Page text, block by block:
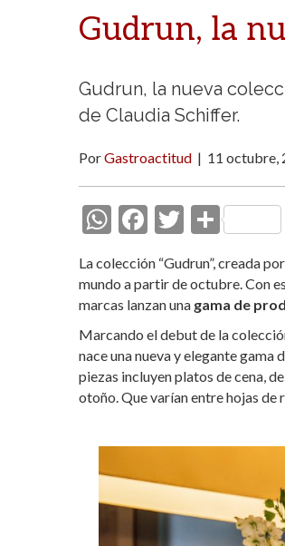
Gudrun, la
Gudrun, la nueva
de Claudia Schiffer.
PorGastroactitud | 11 octubre,
W
at
s
A
p
p
F
e
b
o
o
k
T
itt
er
C
m
p
ar
ti
r
La colección “Gudrun”, creada
mundo a partir de octubre. Con
marcas lanzan una gama de
Marcando el debut de la
nace una nueva y elegante gama
piezas incluyen platos de cena,
otoño. Que varían entre hojas